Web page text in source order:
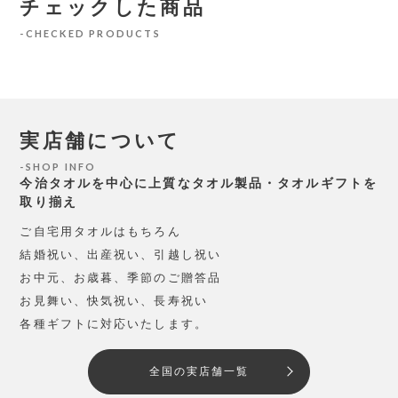
チェックした商品
CHECKED PRODUCTS
実店舗について
SHOP INFO
今治タオルを中心に上質なタオル製品・タオルギフトを
取り揃え
ご自宅用タオルはもちろん
結婚祝い、出産祝い、引越し祝い
お中元、お歳暮、季節のご贈答品
お見舞い、快気祝い、長寿祝い
各種ギフトに対応いたします。
全国の実店舗一覧